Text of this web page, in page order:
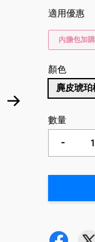
適用優惠
內膽包加
顏色
麂皮琥珀
數量
-